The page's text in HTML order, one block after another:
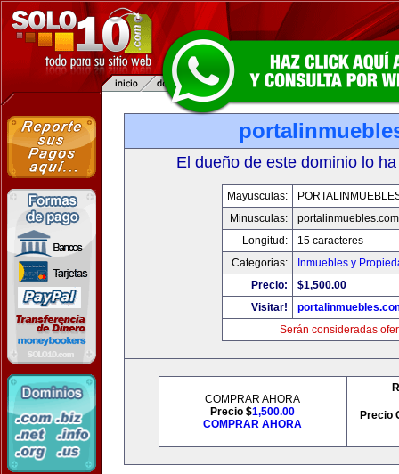
El dueño de este dominio lo
Mayusculas:
Minusculas:
portalinmuebles.com
Longitud:
15 caracteres
Categorias:
Inmuebles y
Precio:
$1,500.00
Visitar!
Serán consideradas
COMPRAR AHORA
Precio $1,500.00
COMPRAR AHORA
Precio